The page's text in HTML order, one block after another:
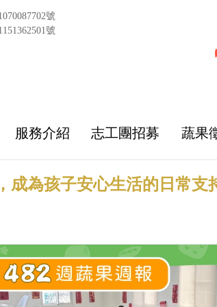
號
號
服務介紹 志工團招募 蔬果
成為孩子安心生活的日常